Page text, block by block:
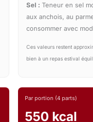
Sel : Teneur en sel
aux anchois, au
consommer avec
Ces valeurs restent
bien à un repas estival
Par portion (4 parts)
550 kcal